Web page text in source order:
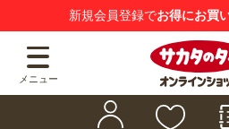
新規会員登録でお得にお買
メニュー